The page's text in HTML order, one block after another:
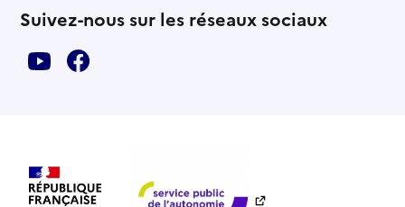
Suivez-nous sur les réseaux sociaux